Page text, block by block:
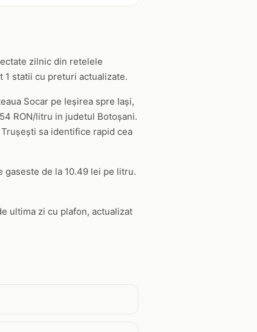
zilnic din retelele
1 statii cu preturi actualizate.
Socar pe Ieșirea spre Iași,
RON/litru in judetul Botoșani.
sa identifice rapid cea
de la 10.49 lei pe litru.
ultima zi cu plafon, actualizat